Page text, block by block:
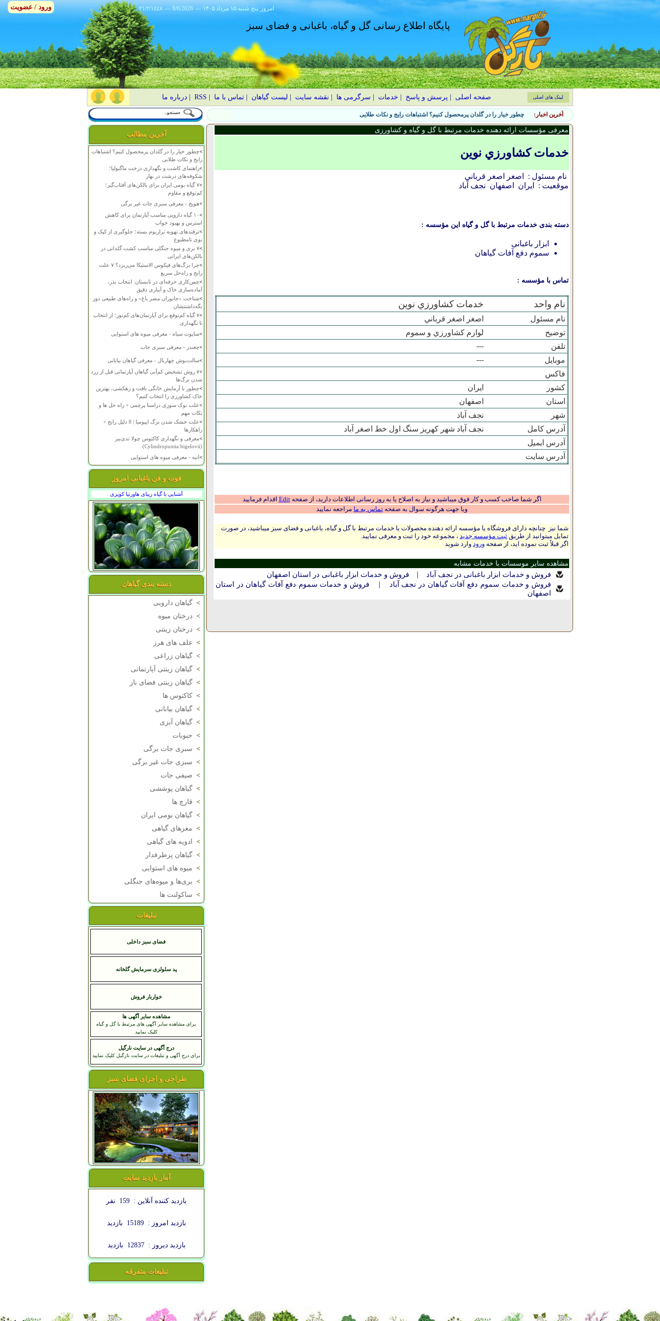
٢١/٢/١٤٤٨ --- 8/6/2026 --- ۱۴۰۵ پنج شنبه ۱۵ مرداد امروز
پایگاه اطلاع رسانی گل و گیاه، باغبانی و فضای سبز
صفحه اصلی پرسش و پاسخ خدمات سرگرمی ها نقشه سایت لیست گیاهان |تماس با ما RSS
|درباره ما لینک های اصلی
آخرین اخبار: چطور خیار را در گلدان پرمحصول کنیم؟ اشتباهات رایج و نکات طلایی
آخرین مطالب
>چطور خیار را در گلدان پرمحصول کنیم؟ اشتباهات
رایج و نکات طلایی
>راهنمای کاشت و نگهداری درخت ماگنولیا؛
شکوفه‌های درشت در بهار
>
۷ گیاه بومی ایران برای بالکن‌های آفتاب‌گیر؛
کم‌توقع و مقاوم
>هویج - معرفی سبزی جات غیر برگی
>
۱۰ گیاه دارویی مناسب آپارتمان برای کاهش
استرس و بهبود خواب
>ترفندهای تهویه تراریوم بسته؛ جلوگیری از کپک و
بوی نامطبوع
>
۷ بری و میوه جنگلی مناسب کشت گلدانی در
بالکن‌های ایرانی
>
چرا برگ‌های فیکوس الاستیکا می‌ریزد؟ ۷ علت
رایج و راه‌حل سریع
>چمن‌کاری حرفه‌ای در تابستان: انتخاب بذر،
آماده‌سازی خاک و آبیاری دقیق
>شناخت «جانوران مضر باغ» و راه‌های طبیعی دور
نگه‌داشتنشان
>
۷ گیاه کم‌توقع برای آپارتمان‌های کم‌نور؛ از انتخاب
تا نگهداری
>ساپوت سیاه - معرفی میوه های استوایی
>چغندر - معرفی سبزی جات
>سالت‌بوش چهاربال - معرفی گیاهان بیابانی
>
۷ روش تشخیص کم‌آبی گیاهان آپارتمانی قبل از زرد
شدن برگ‌ها
>چطور با آزمایش خانگی بافت و زهکشی، بهترین
خاک کشاورزی را انتخاب کنیم؟
>علت نوک سوزی دراسنا پرچمی + راه حل ها و
نکات مهم
>
علت خشک شدن برگ ایپومیا | 8 دلیل رایج +
راهکارها
>معرفی و نگهداری کاکتوس چولا تدی‌بیر
(Cylindropuntia bigelovii)
>انبه - معرفی میوه های استوایی
فوت و فن باغبانی امروز
آشنایی با گیاه زیبای هاورتیا کوپری
دسته بندی گیاهان
> گیاهان دارویی
> درختان میوه
> درختان زینتی
> علف های هرز
> گیاهان زراعی
> گیاهان زینتی آپارتمانی
> گیاهان زینتی فضای باز
> کاکتوس ها
> گیاهان بیابانی
> گیاهان آبزی
> حبوبات
> سبزی جات برگی
> سبزی جات غیر برگی
> صیفی جات
> گیاهان پوششی
> قارچ ها
> گیاهان بومی ایران
> مغزهای گیاهی
>
ادویه های گیاهی
> گیاهان پرطرفدار
> میوه های استوایی
> بری‌ها و میوه‌های جنگلی
> ساکولنت ها
تبلیغات
فضای سبز داخلی
پد سلولزی سرمایش گلخانه
خواربار فروش
مشاهده سایر آگهی ها
برای مشاهده سایر آگهی های مرتبط با گل و گیاه
کلیک نمایید
درج آگهی در سایت نارگیل
برای درج آگهی و تبلیغات در سایت نارگیل کلیک نمایید
طراحی و اجرای فضای سبز
آمار بازدید سایت
بازدید کننده آنلاین : 159 نفر
بازدید امروز : 15189 بازدید
بازدید دیروز : 12837 بازدید
تبلیغات متفرقه
معرفی مؤسسات ارائه دهنده خدمات مرتبط با گل و گیاه و کشاورزی
خدمات کشاورزي نوين
نام مسئول :
اصغر اصغر قرباني
موقعیت :
ایران اصفهان نجف آباد
دسته بندی خدمات مرتبط با گل و گیاه این مؤسسه :
ابزار باغبانی
سموم دفع آفات گیاهان
تماس با مؤسسه :
نام واحد خدمات کشاورزي نوين
نام مسئول
اصغر اصغر قرباني
توضیح
لوازم کشاورزي و سموم
تلفن
---
موبایل
---
فاکس
کشور
ایران
استان
اصفهان
شهر
نجف آباد
آدرس کامل
نجف آباد شهر کهريز سنگ اول خط اصغر آباد
آدرس ایمیل
آدرس سایت
اگر شما صاحب کسب و کار فوق میباشید و نیاز به اصلاح یا به روز رسانی اطلاعات دارید، از صفحهEdit اقدام فرمایید
ویا جهت هرگونه سوال به صفحه تماس به ما مراجعه نمایید
شما نیز چنانچه دارای فروشگاه یا مؤسسه ارائه دهنده محصولات یا خدمات مرتبط با گل و گیاه، باغبانی و فضای سبز میباشید، در صورت
تمایل میتوانید از طریق ثبت مؤسسه جدید ، مجموعه خود را ثبت و معرفی نمایید.
اگر قبلاً ثبت نموده اید، از صفحه ورود وارد شوید
مشاهده سایر موسسات با خدمات مشابه
فروش و خدمات ابزار باغبانی در نجف آباد | فروش و خدمات ابزار باغبانی در استان اصفهان
فروش و خدمات سموم دفع آفات گیاهان در نجف آباد
| فروش و خدمات سموم دفع آفات گیاهان در استان
اصفهان
ورود / عضویت